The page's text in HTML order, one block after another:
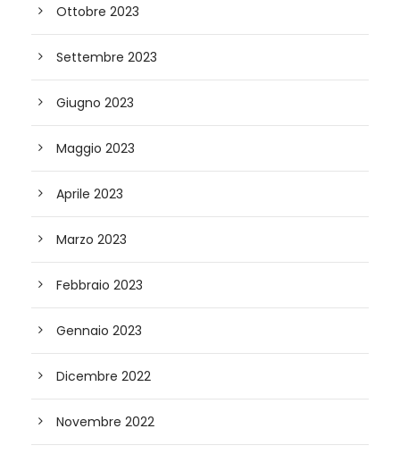
Ottobre 2023
Settembre 2023
Giugno 2023
Maggio 2023
Aprile 2023
Marzo 2023
Febbraio 2023
Gennaio 2023
Dicembre 2022
Novembre 2022